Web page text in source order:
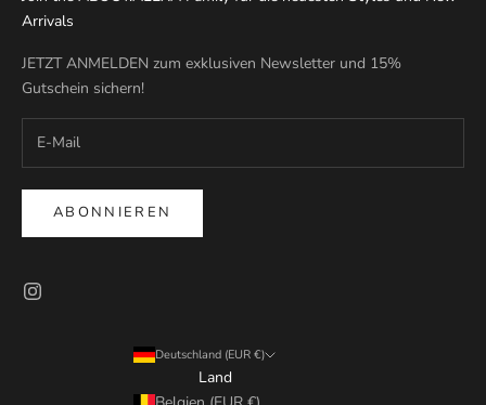
Arrivals
JETZT ANMELDEN zum exklusiven Newsletter und 15%
Gutschein sichern!
ABONNIEREN
Deutschland (EUR €)
Land